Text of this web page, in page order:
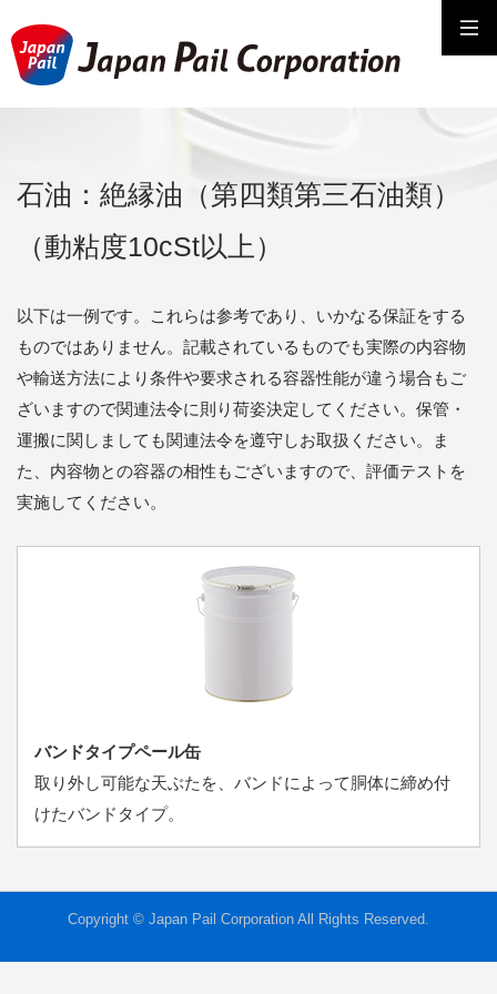
石油：絶縁油（第四類第三石油類）
（動粘度10cSt以上）
以下は一例です。これらは参考であり、いかなる保証をする
ものではありません。記載されているものでも実際の内容物
や輸送方法により条件や要求される容器性能が違う場合もご
ざいますので関連法令に則り荷姿決定してください。保管・
運搬に関しましても関連法令を遵守しお取扱ください。ま
た、内容物との容器の相性もございますので、評価テストを
実施してください。
バンドタイプペール缶
取り外し可能な天ぶたを、バンドによって胴体に締め付
けたバンドタイプ。
Copyright © Japan Pail Corporation All Rights Reserved.